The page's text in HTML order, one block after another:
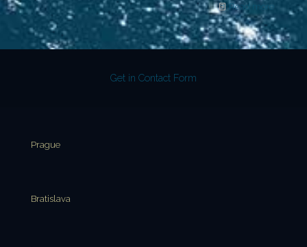
Read more
Get in Contact Form
Prague
Bratislava